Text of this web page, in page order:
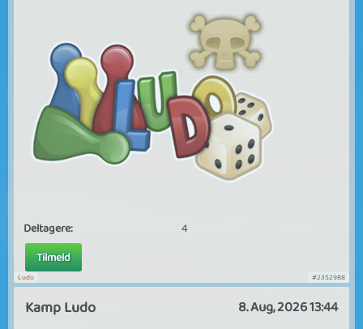
Deltagere:
4
Tilmeld
Ludo #2352988
Kamp Ludo 8. Aug, 2026 13:44